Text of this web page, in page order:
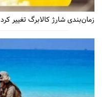
زمان‌بندی شارژ کالابرگ تغییر کرد